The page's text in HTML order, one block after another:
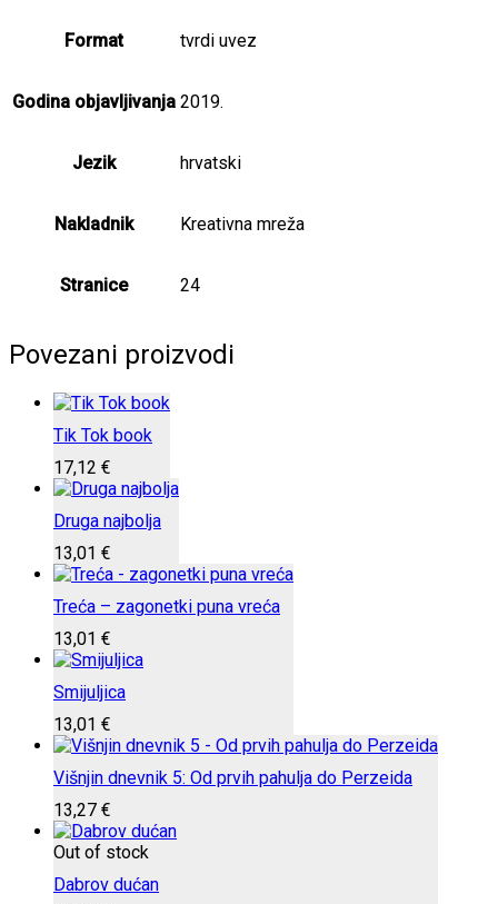
Format tvrdi uvez
Godina objavljivanja 2019.
Jezik hrvatski
Nakladnik Kreativna mreža
Stranice 24
Povezani proizvodi
Tik Tok book
17,12 €
Druga najbolja
13,01 €
Treća – zagonetki puna vreća
13,01 €
Smijuljica
13,01 €
Višnjin dnevnik 5: Od prvih pahulja do Perzeida
13,27 €
Out of stock
Dabrov dućan